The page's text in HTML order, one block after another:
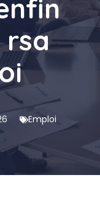
rsa
Emploi